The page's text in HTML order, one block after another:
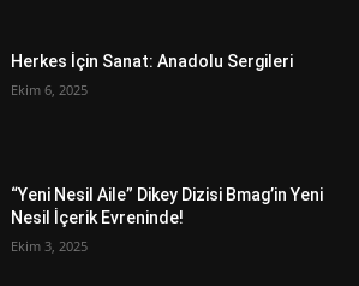
Herkes İçin Sanat: Anadolu Sergileri
Ekim 6, 2025
“Yeni Nesil Aile” Dikey Dizisi Bmag’in Yeni
Nesil İçerik Evreninde!
Ekim 3, 2025